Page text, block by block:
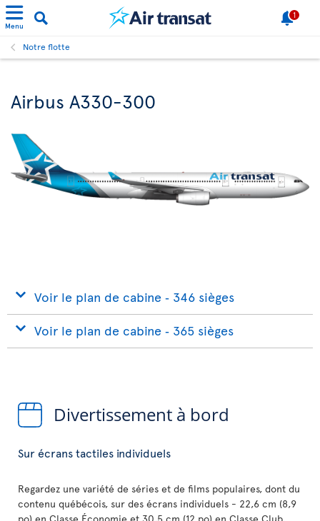
Menu
1
Notre flotte
Airbus A330-300
Voir le plan de cabine ‐ 346 sièges
Voir le plan de cabine ‐ 365 sièges
Divertissement à bord
Sur écrans tactiles individuels
Regardez une variété de séries et de films populaires, dont du
contenu québécois, sur des écrans individuels - 22,6 cm (8,9